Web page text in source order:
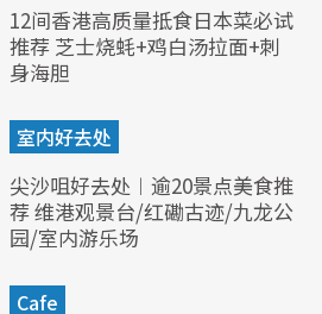
12间香港高质量抵食日本菜必试
推荐 芝士烧蚝+鸡白汤拉面+刺
身海胆
室内好去处
尖沙咀好去处︱逾20景点美食推
荐 维港观景台/红磡古迹/九龙公
园/室内游乐场
Cafe